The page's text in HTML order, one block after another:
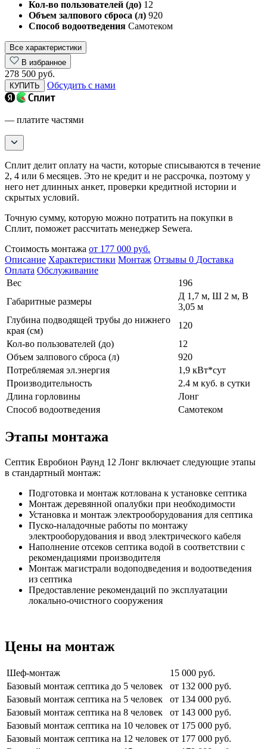
Кол-во пользователей (до) 12
Объем залпового сброса (л) 920
Способ водоотведения Самотеком
Все характеристики
В избранное
278 500 руб.
КУПИТЬ Обсудить с нами
— платите частями
Сплит делит оплату на части, которые списываются в течение
2, 4 или 6 месяцев. Это не кредит и не рассрочка, поэтому у
него нет длинных анкет, проверки кредитной истории и
скрытых условий.
Точную сумму, которую можно потратить на покупки в
Сплит, поможет рассчитать менеджер Sewera.
Стоимость монтажа от 177 000 руб.
Описание Характеристики Монтаж Отзывы 0 Доставка
Оплата Обслуживание
Вес
196
Габаритные размеры
Д 1,7 м, Ш 2 м, В
3,05 м
Глубина подводящей трубы до нижнего
края (см)
120
Кол-во пользователей (до)
12
Объем залпового сброса (л)
920
Потребляемая эл.энергия
1,9 кВт*сут
Производительность
2.4 м куб. в сутки
Длина горловины
Лонг
Способ водоотведения
Самотеком
Этапы монтажа
Септик Евробион Раунд 12 Лонг включает следующие этапы
в стандартный монтаж:
Подготовка и монтаж котлована к установке септика
Монтаж деревянной опалубки при необходимости
Установка и монтаж электрооборудования для септика
Пуско-наладочные работы по монтажу
электрооборудования и ввод электрического кабеля
Наполнение отсеков септика водой в соответствии с
рекомендациями производителя
Монтаж магистрали водоподведения и водоотведения
из септика
Предоставление рекомендаций по эксплуатации
локально-очистного сооружения
Цены на монтаж
Шеф-монтаж
15 000 руб.
Базовый монтаж септика до 5 человек
от 132 000 руб.
Базовый монтаж септика на 5 человек
от 134 000 руб.
Базовый монтаж септика на 8 человек
от 143 000 руб.
Базовый монтаж септика на 10 человек от 175 000 руб.
Базовый монтаж септика на 12 человек от 177 000 руб.